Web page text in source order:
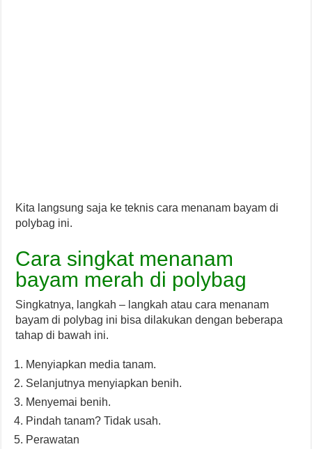
Kita langsung saja ke teknis cara menanam bayam di
polybag ini.
Cara singkat menanam
bayam merah di polybag
Singkatnya, langkah – langkah atau cara menanam
bayam di polybag ini bisa dilakukan dengan beberapa
tahap di bawah ini.
Menyiapkan media tanam.
Selanjutnya menyiapkan benih.
Menyemai benih.
Pindah tanam? Tidak usah.
Perawatan